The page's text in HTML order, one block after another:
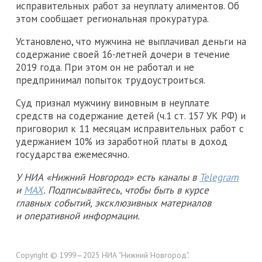
исправительных работ за неуплату алиментов. Об
этом сообщает региональная прокуратура.
Установлено, что мужчина не выплачивал деньги на
содержание своей 16-летней дочери в течение
2019 года. При этом он не работал и не
предпринимал попыток трудоустроиться.
Суд признал мужчину виновным в неуплате
средств на содержание детей (ч.1 ст. 157 УК РФ) и
приговорил к 11 месяцам исправительных работ с
удержанием 10% из заработной платы в доход
государства ежемесячно.
У НИА «Нижний Новгород» есть каналы в Telegram
и MAX. Подписывайтесь, чтобы быть в курсе
главных событий, эксклюзивных материалов
и оперативной информации.
Copyright © 1999—2025 НИА "Нижний Новгород".